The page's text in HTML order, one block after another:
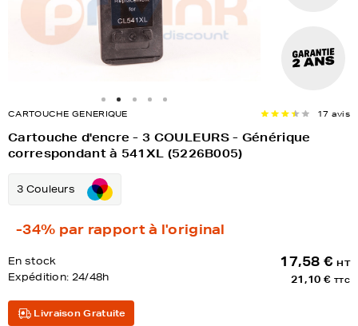
CARTOUCHE GENERIQUE 17 avis
Cartouche d'encre - 3 COULEURS - Générique
correspondant à 541XL (5226B005)
3 Couleurs
-34% par rapport à l'original
En stock
Expédition: 24/48h
17,58 € HT
21,10 € TTC
Livraison Gratuite